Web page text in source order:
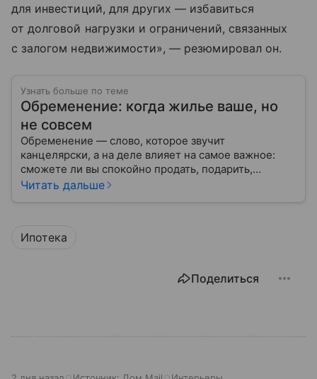
для инвестиций, для других — избавиться
от долговой нагрузки и ограничений, связанных
с залогом недвижимости», — резюмировал он.
Узнать больше по теме
Обременение: когда жилье ваше, но
не совсем
Обременение — слово, которое звучит
канцелярски, а на деле влияет на самое важное:
сможете ли вы спокойно продать, подарить,
заложить или даже иногда нормально пользоваться
Читать дальше
Ипотека
Поделиться